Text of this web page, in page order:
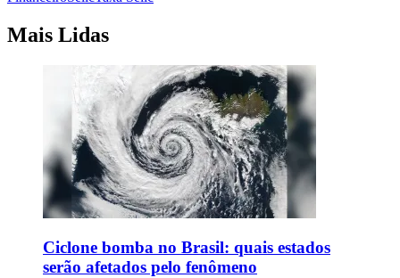
Mais Lidas
Ciclone bomba no Brasil: quais estados
serão afetados pelo fenômeno